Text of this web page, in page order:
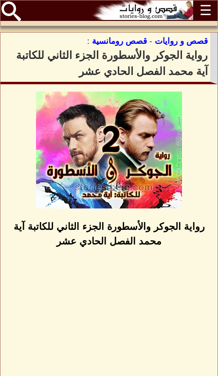
☰
قصص و روايات - قصص رومانسية :
رواية الجوكر والأسطورة الجزء الثاني للكاتبة
آية محمد الفصل الحادي عشر
رواية الجوكر والأسطورة الجزء الثاني للكاتبة آية
محمد الفصل الحادي عشر